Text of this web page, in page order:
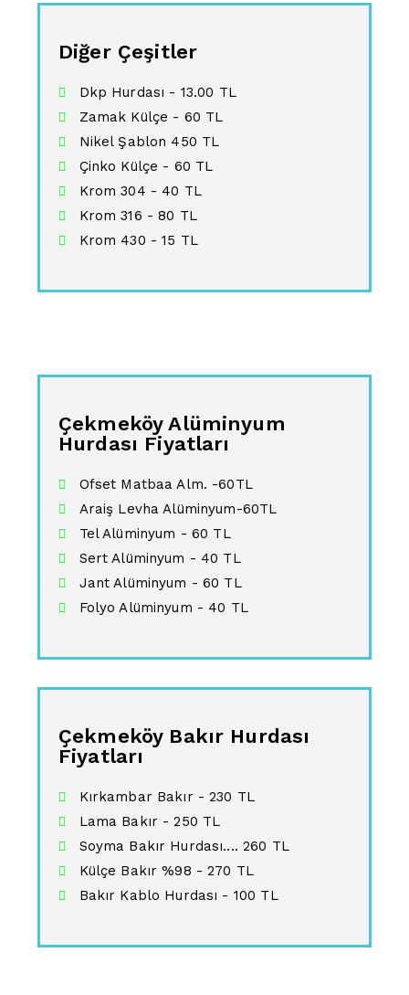
Diğer Çeşitler
Dkp Hurdası - 13.00 TL
Zamak Külçe - 60 TL
Nikel Şablon 450 TL
Çinko Külçe - 60 TL
Krom 304 - 40 TL
Krom 316 - 80 TL
Krom 430 - 15 TL
Çekmeköy Alüminyum
Hurdası Fiyatları
Ofset Matbaa Alm. -60TL
Araiş Levha Alüminyum-60TL
Tel Alüminyum - 60 TL
Sert Alüminyum - 40 TL
Jant Alüminyum - 60 TL
Folyo Alüminyum - 40 TL
Çekmeköy Bakır Hurdası
Fiyatları
Kırkambar Bakır - 230 TL
Lama Bakır - 250 TL
Soyma Bakır Hurdası.... 260 TL
Külçe Bakır %98 - 270 TL
Bakır Kablo Hurdası - 100 TL